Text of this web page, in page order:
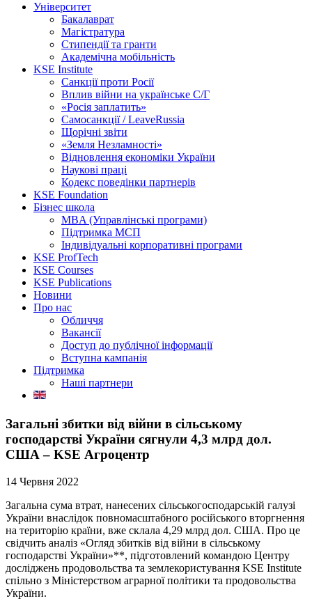
Університет
Бакалаврат
Магістратура
Стипендії та гранти
Академічна мобільність
KSE Institute
Санкції проти Росії
Вплив війни на українське С/Г
«Росія заплатить»
Самосанкції / LeaveRussia
Щорічні звіти
«Земля Незламності»
Відновлення економіки України
Наукові праці
Кодекс поведінки партнерів
KSE Foundation
Бізнес школа
MBA (Управлінські програми)
Підтримка МСП
Індивідуальні корпоративні програми
KSE ProfTech
KSE Courses
KSE Publications
Новини
Про нас
Обличчя
Вакансії
Доступ до публічної інформації
Вступна кампанія
Підтримка
Наші партнери
Загальні збитки від війни в сільському
господарстві України сягнули 4,3 млрд дол.
США – KSE Агроцентр
14 Червня 2022
Загальна сума втрат, нанесених сільськогосподарській галузі
України внаслідок повномасштабного російського вторгнення
на територію країни, вже склала 4,29 млрд дол. США. Про це
свідчить аналіз «Огляд збитків від війни в сільському
господарстві України»**, підготовлений командою Центру
досліджень продовольства та землекористування KSE Institute
спільно з Міністерством аграрної політики та продовольства
України.